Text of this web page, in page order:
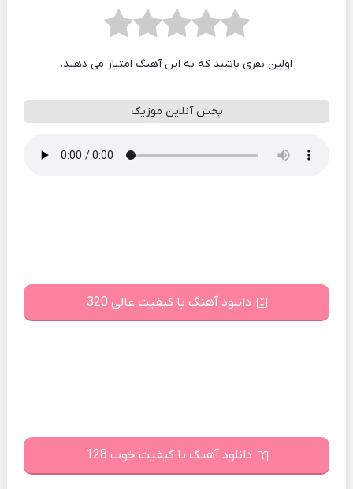
اولین نفری باشید که به این آهنگ امتیاز می دهید.
پخش آنلاین موزیک
دانلود آهنگ با کیفیت عالی 320
دانلود آهنگ با کیفیت خوب 128